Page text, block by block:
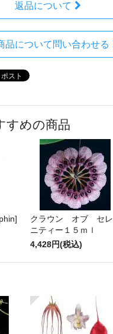
返品について
品について問い合わせる
すめの商品
クラウン オブ セレ
ニティー１５ｍｌ
4,428円(税込)